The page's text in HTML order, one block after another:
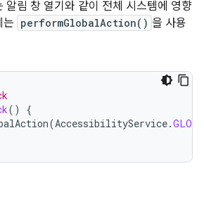
알림 창 열기와 같이 전체 시스템에 영향
는 performGlobalAction() 을 사용
()
{
(AccessibilityService.